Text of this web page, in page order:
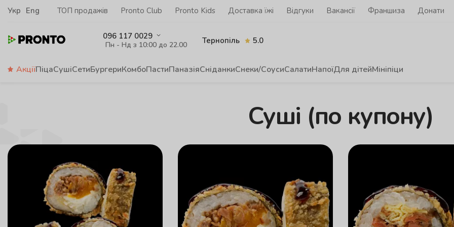
Укр Eng ТОП продажів Pronto Club Pronto Kids Доставка їжі Відгуки Вакансії Франшиза Донати
096 117 0029
Пн - Нд з 10:00 до 22.00 Тернопіль 5.0
АкціїПіцаСушіСетиБургериКомбоПастиПаназіяСніданкиСнеки/СоусиСалатиНапоїДля дітейМініпіци
Суші (по купону)